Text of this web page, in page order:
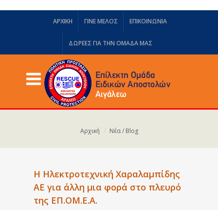
ΑΡΧΙΚΗ ΓΙΝΕ ΜΕΛΟΣ ΕΠΙΚΟΙΝΩΝΙΑ
ΔΩΡΕΈΣ ΓΙΑ ΤΗΝ ΟΜΆΔΑ ΜΑΣ
Αρχική Νέα / Blog
Η Ηλεκτροτεχνική Χαραλαμπίδης
ΑΕ για άλλη μια φορά στο πλευρό
της ΕΠ.ΟΜ.Ε.Α.